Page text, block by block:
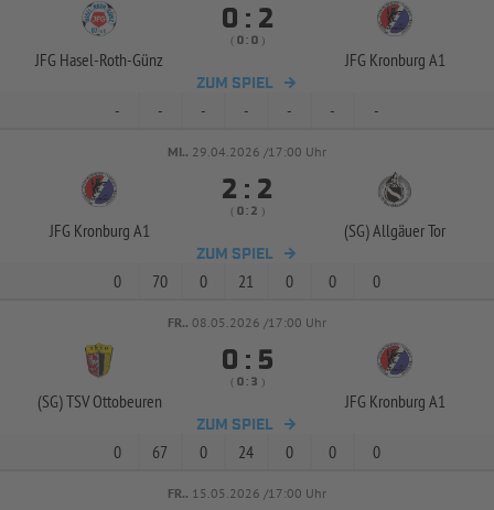
JFG Hasel-Roth-Günz
 : 
( :  )
JFG Kronburg A1
ZUM SPIEL
- - - - - - -
MI.. 29.04.2026 /17:00 Uhr
JFG Kronburg A1
 : 
( :  )
(SG) Allgäuer Tor
ZUM SPIEL
0 70 0 21 0 0 0
FR.. 08.05.2026 /17:00 Uhr
(SG) TSV Ottobeuren
 : 
( :  )
JFG Kronburg A1
ZUM SPIEL
0 67 0 24 0 0 0
FR.. 15.05.2026 /17:00 Uhr